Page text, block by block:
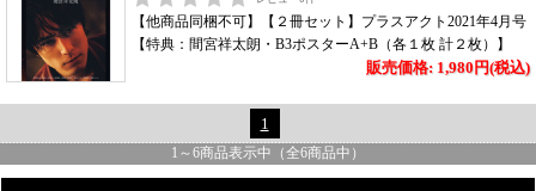
【他商品同梱不可】【２冊セット】プラスアクト2021年4月号
【特典：間宮祥太朗・B3ポスターA+B（各１枚 計２枚）】
販売価格: 1,980円(税込)
1
1 ～ 6商品表示中（全6商品中）